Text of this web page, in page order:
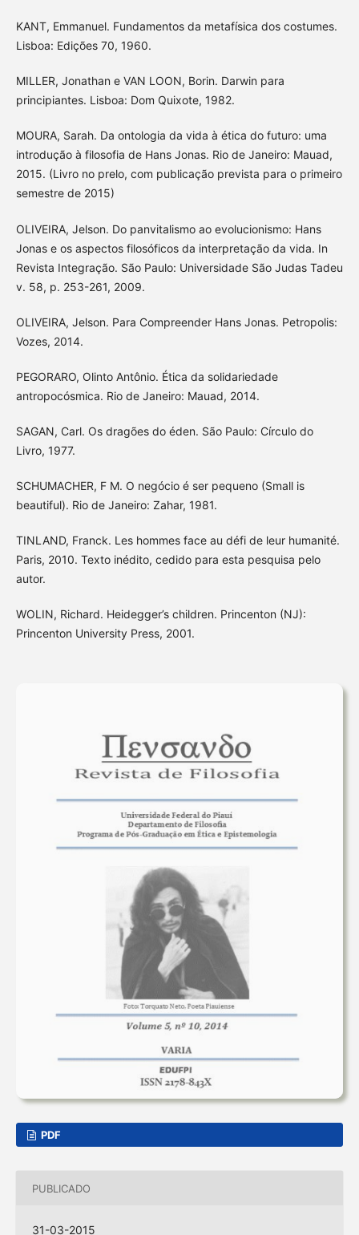
KANT, Emmanuel. Fundamentos da metafísica dos costumes.
Lisboa: Edições 70, 1960.
MILLER, Jonathan e VAN LOON, Borin. Darwin para
principiantes. Lisboa: Dom Quixote, 1982.
MOURA, Sarah. Da ontologia da vida à ética do futuro: uma
introdução à filosofia de Hans Jonas. Rio de Janeiro: Mauad,
2015. (Livro no prelo, com publicação prevista para o primeiro
semestre de 2015)
OLIVEIRA, Jelson. Do panvitalismo ao evolucionismo: Hans
Jonas e os aspectos filosóficos da interpretação da vida. In
Revista Integração. São Paulo: Universidade São Judas Tadeu
v. 58, p. 253-261, 2009.
OLIVEIRA, Jelson. Para Compreender Hans Jonas. Petropolis:
Vozes, 2014.
PEGORARO, Olinto Antônio. Ética da solidariedade
antropocósmica. Rio de Janeiro: Mauad, 2014.
SAGAN, Carl. Os dragões do éden. São Paulo: Círculo do
Livro, 1977.
SCHUMACHER, F M. O negócio é ser pequeno (Small is
beautiful). Rio de Janeiro: Zahar, 1981.
TINLAND, Franck. Les hommes face au défi de leur humanité.
Paris, 2010. Texto inédito, cedido para esta pesquisa pelo
autor.
WOLIN, Richard. Heidegger’s children. Princenton (NJ):
Princenton University Press, 2001.
PDF
PUBLICADO
31-03-2015